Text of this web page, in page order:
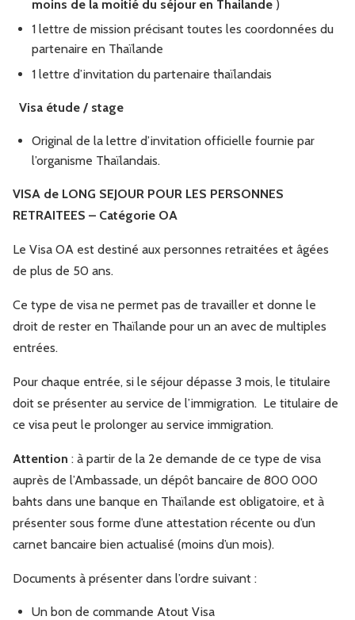
moins de la moitié du séjour en Thailande )
1 lettre de mission précisant toutes les coordonnées du
partenaire en Thaïlande
1 lettre d’invitation du partenaire thaïlandais
Visa étude / stage
Original de la lettre d’invitation officielle fournie par
l’organisme Thaïlandais.
VISA de LONG SEJOUR POUR LES PERSONNES
RETRAITEES – Catégorie OA
Le Visa OA est destiné aux personnes retraitées et âgées
de plus de 50 ans.
Ce type de visa ne permet pas de travailler et donne le
droit de rester en Thaïlande pour un an avec de multiples
entrées.
Pour chaque entrée, si le séjour dépasse 3 mois, le titulaire
doit se présenter au service de l’immigration. Le titulaire de
ce visa peut le prolonger au service immigration.
Attention : à partir de la 2e demande de ce type de visa
auprès de l’Ambassade, un dépôt bancaire de 800 000
bahts dans une banque en Thaïlande est obligatoire, et à
présenter sous forme d’une attestation récente ou d’un
carnet bancaire bien actualisé (moins d’un mois).
Documents à présenter dans l’ordre suivant :
Un bon de commande Atout Visa